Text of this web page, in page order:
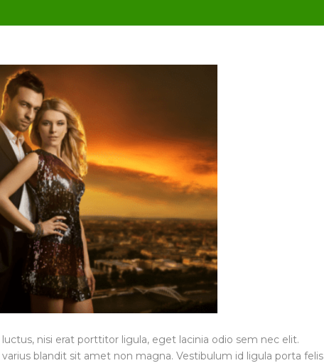
nisi erat porttitor ligula, eget lacinia odio sem nec elit.
blandit sit amet non magna. Vestibulum id ligula porta felis